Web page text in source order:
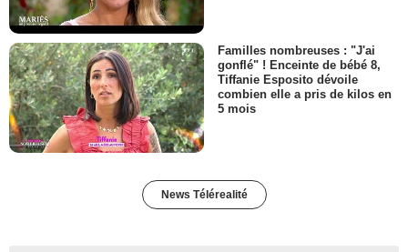
Familles nombreuses : "J'ai
gonflé" ! Enceinte de bébé 8,
Tiffanie Esposito dévoile
combien elle a pris de kilos en
5 mois
News Télérealité